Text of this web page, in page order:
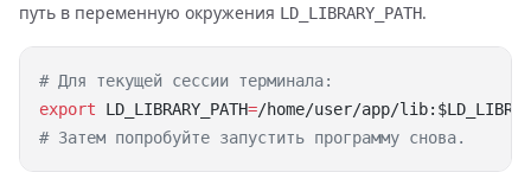
путь в переменную окружения LD_LIBRARY_PATH.
export LD_LIBRARY_PATH=